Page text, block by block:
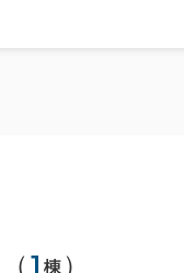
（1 棟 ）